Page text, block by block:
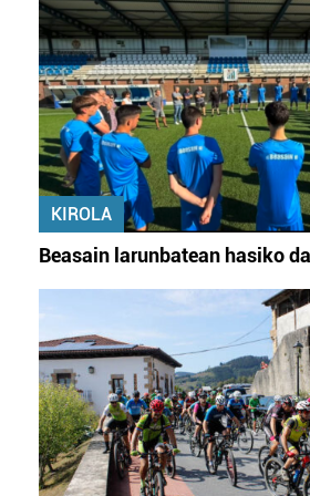
KIROLA
Beasain larunbatean hasiko